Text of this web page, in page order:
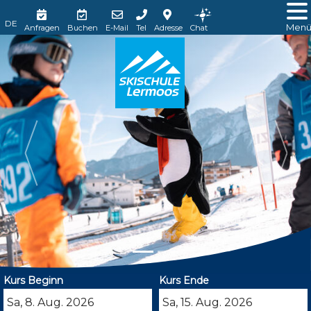
Anfragen Buchen E-Mail Tel Adresse Chat Menü
Kurs Beginn Kurs Ende